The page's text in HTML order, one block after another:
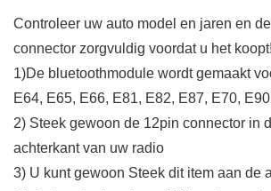
Controleer uw auto model en jaren en
connector zorgvuldig voordat u het
1)De bluetoothmodule wordt gemaakt
E64, E65, E66, E81, E82, E87, E70,
2) Steek gewoon de 12pin connector in
achterkant van uw radio
3) U kunt gewoon Steek dit item aan de